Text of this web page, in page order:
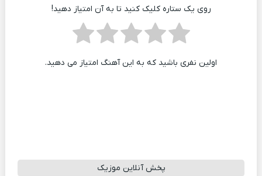
روی یک ستاره کلیک کنید تا به آن امتیاز دهید!
اولین نفری باشید که به این آهنگ امتیاز می دهید.
پخش آنلاین موزیک